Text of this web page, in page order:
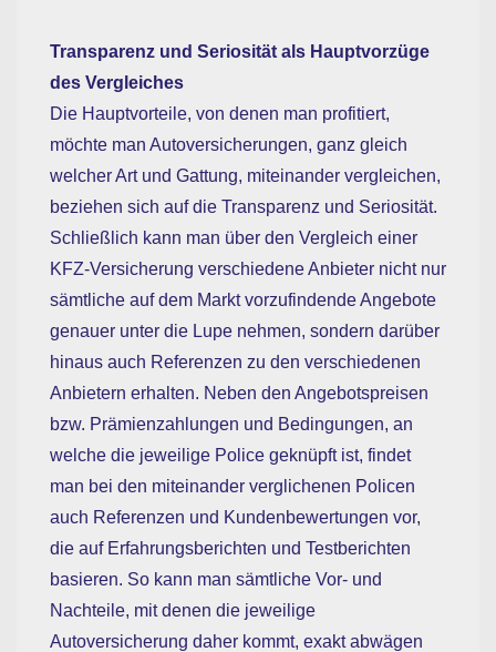
Transparenz und Seriosität als Hauptvorzüge
des Vergleiches
Die Hauptvorteile, von denen man profitiert,
möchte man Autoversicherungen, ganz gleich
welcher Art und Gattung, miteinander vergleichen,
beziehen sich auf die Transparenz und Seriosität.
Schließlich kann man über den Vergleich einer
KFZ-Versicherung verschiedene Anbieter nicht nur
sämtliche auf dem Markt vorzufindende Angebote
genauer unter die Lupe nehmen, sondern darüber
hinaus auch Referenzen zu den verschiedenen
Anbietern erhalten. Neben den Angebotspreisen
bzw. Prämienzahlungen und Bedingungen, an
welche die jeweilige Police geknüpft ist, findet
man bei den miteinander verglichenen Policen
auch Referenzen und Kundenbewertungen vor,
die auf Erfahrungsberichten und Testberichten
basieren. So kann man sämtliche Vor- und
Nachteile, mit denen die jeweilige
Autoversicherung daher kommt, exakt abwägen